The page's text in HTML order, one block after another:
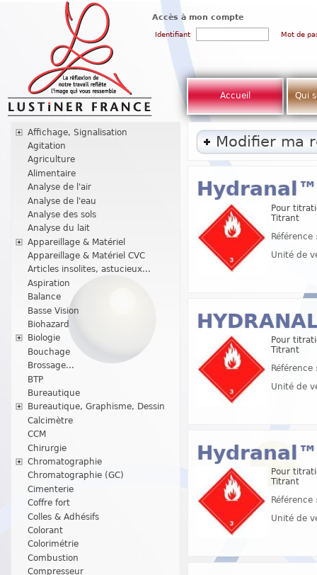
Accès à mon compte
Identifiant Mot de
Accueil Qui
Affichage, Signalisation
Agitation
Agriculture
Alimentaire
Analyse de l'air
Analyse de l'eau
Analyse des sols
Analyse du lait
Appareillage & Matériel
Appareillage & Matériel CVC
Articles insolites, astucieux...
Aspiration
Balance
Basse Vision
Biohazard
Biologie
Bouchage
Brossage...
BTP
Bureautique
Bureautique, Graphisme, Dessin
Calcimètre
CCM
Chirurgie
Chromatographie
Chromatographie (GC)
Cimenterie
Coffre fort
Colles & Adhésifs
Colorant
Colorimétrie
Combustion
Compresseur
Modifier ma
Pour
Titrant
Unité de
Pour
Titrant
Unité de
Pour
Titrant
Unité de